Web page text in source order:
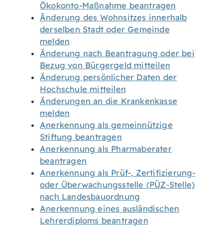
Ökokonto-Maßnahme beantragen
Änderung des Wohnsitzes innerhalb
derselben Stadt oder Gemeinde
melden
Änderung nach Beantragung oder bei
Bezug von Bürgergeld mitteilen
Änderung persönlicher Daten der
Hochschule mitteilen
Änderungen an die Krankenkasse
melden
Anerkennung als gemeinnützige
Stiftung beantragen
Anerkennung als Pharmaberater
beantragen
Anerkennung als Prüf-, Zertifizierung-
oder Überwachungsstelle (PÜZ-Stelle)
nach Landesbauordnung
Anerkennung eines ausländischen
Lehrerdiploms beantragen